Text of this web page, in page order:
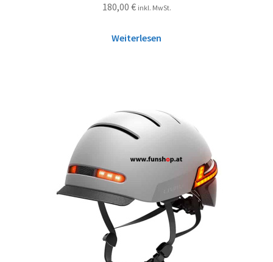
180,00 € inkl. MwSt.
Weiterlesen